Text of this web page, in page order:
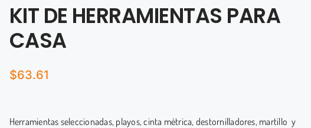
KIT DE HERRAMIENTAS PARA
CASA
$63.61
Herramientas seleccionadas, playos, cinta métrica, destornilladores, martillo y